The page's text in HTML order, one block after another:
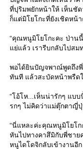
ที่ปุริมพยักหน้าให้ เห็นชั
ก็แต่มิโยโกะที่ยังเชิดหน้
“คุณหนูมิโยโกะคะ ป่าน
แล้ว เรารีบกลับไปสมท
พอได้ยินปัญจพาณ์พูดถึง
ทันที แล้วสะบัดหน้าพรืด
“โอ้โห...เห็นน่ารักๆ แบบ
รกๆ ไม่คิดว่าแม่ตุ๊กตาญี่
“นี่แหละค่ะคุณหนูมิโยโก
หันไปทางคาสึมิกับพี่ชาย
หนูไดโดจิกลับเข้างานอี